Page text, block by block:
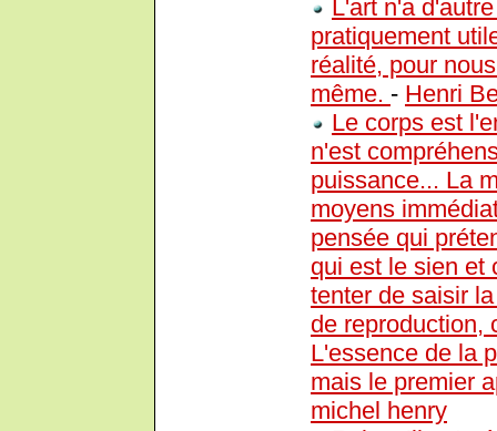
L'art n'a
pratiquement
réalité, pour
même. - Henri
Le corps est
n'est
puissance... La
moyens
pensée qui
qui est le sien et
tenter de saisir
de reproduction,
L'essence de la
mais le premier
michel henry